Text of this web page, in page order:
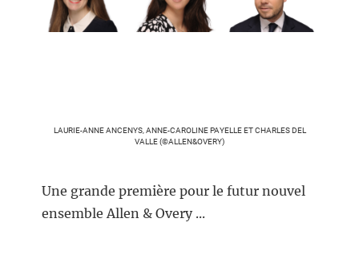
LAURIE-ANNE ANCENYS, ANNE-CAROLINE PAYELLE ET CHARLES DEL
VALLE (©ALLEN&OVERY)
Une grande première pour le futur nouvel
ensemble Allen & Overy ...